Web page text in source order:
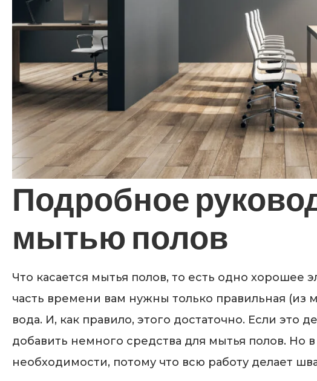
Подробное
мытью полов
Что касается мытья полов, то есть одно
часть времени вам нужны только правильная (из
вода. И, как правило, этого достаточно. Если это
добавить немного средства для мытья полов. Но
необходимости, потому что всю работу делает